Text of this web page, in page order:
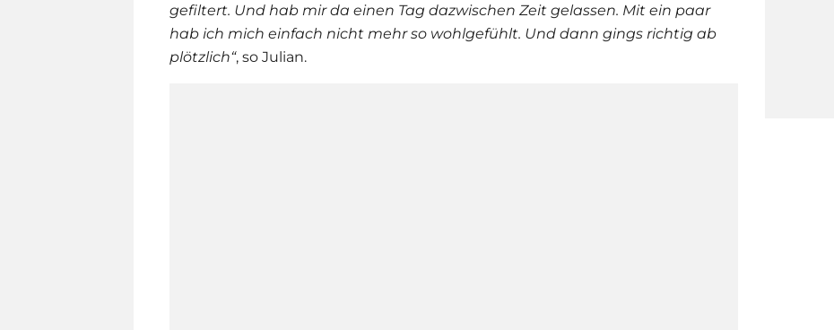
gefiltert. Und hab mir da einen Tag dazwischen Zeit gelassen. Mit ein paar
hab ich mich einfach nicht mehr so wohlgefühlt. Und dann gings richtig ab
plötzlich“, so Julian.